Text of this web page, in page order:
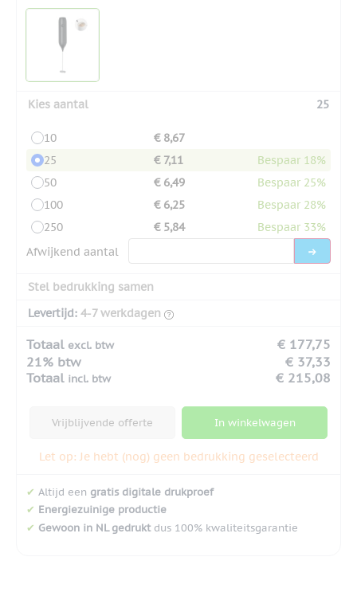
Kies aantal 25
10
€ 8,67
25
€ 7,11
Bespaar 18%
50
€ 6,49
Bespaar 25%
100
€ 6,25
Bespaar 28%
250
€ 5,84
Bespaar 33%
Afwijkend aantal
Stel bedrukking samen
Levertijd: 4-7 werkdagen
Totaal excl. btw
€ 177,75
21% btw
€ 37,33
Totaal incl. btw € 215,08
Vrijblijvende offerte In winkelwagen
Let op: Je hebt (nog) geen bedrukking geselecteerd
✔ Altijd een gratis digitale drukproef
✔ Energiezuinige productie
✔ Gewoon in NL gedruktdus 100% kwaliteitsgarantie